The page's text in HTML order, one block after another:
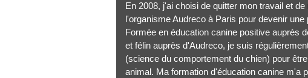
En 2008, j'ai choisi de quitter mon travail et
l'organisme Audreco à Paris pour devenir
Formée en éducation canine positive auprès
et félin auprès d'Audreco, je suis
(science du comportement du chien) pour
animal. Ma formation d'éducation canine m'a